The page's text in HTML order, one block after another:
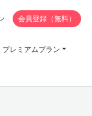
プレミアムプラン
会員登録（無料）